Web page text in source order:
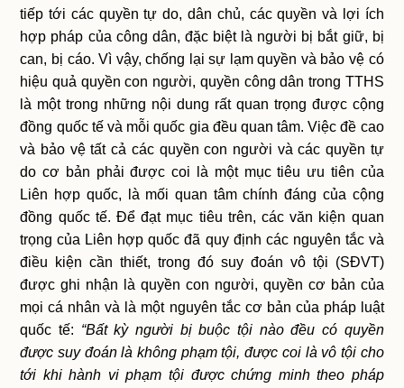
tiếp tới các quyền tự do, dân chủ, các quyền và lợi ích
hợp pháp của công dân, đặc biệt là người bị bắt giữ, bị
can, bị cáo. Vì vậy, chống lại sự lạm quyền và bảo vệ có
hiệu quả quyền con người, quyền công dân trong TTHS
là một trong những nội dung rất quan trọng được cộng
đồng quốc tế và mỗi quốc gia đều quan tâm. Việc đề cao
và bảo vệ tất cả các quyền con người và các quyền tự
do cơ bản phải được coi là một mục tiêu ưu tiên của
Liên hợp quốc, là mối quan tâm chính đáng của cộng
đồng quốc tế. Để đạt mục tiêu trên, các văn kiện quan
trọng của Liên hợp quốc đã quy định các nguyên tắc và
điều kiện cần thiết, trong đó suy đoán vô tội (SĐVT)
được ghi nhận là quyền con người, quyền cơ bản của
mọi cá nhân và là một nguyên tắc cơ bản của pháp luật
quốc tế: “Bất kỳ người bị buộc tội nào đều có quyền
được suy đoán là không phạm tội, được coi là vô tội cho
tới khi hành vi phạm tội được chứng minh theo pháp